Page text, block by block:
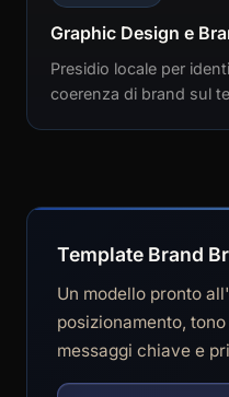
Graphic Design e
Presidio locale per
coerenza di brand sul
Template Brand
Un modello pronto
posizionamento,
messaggi chiave e